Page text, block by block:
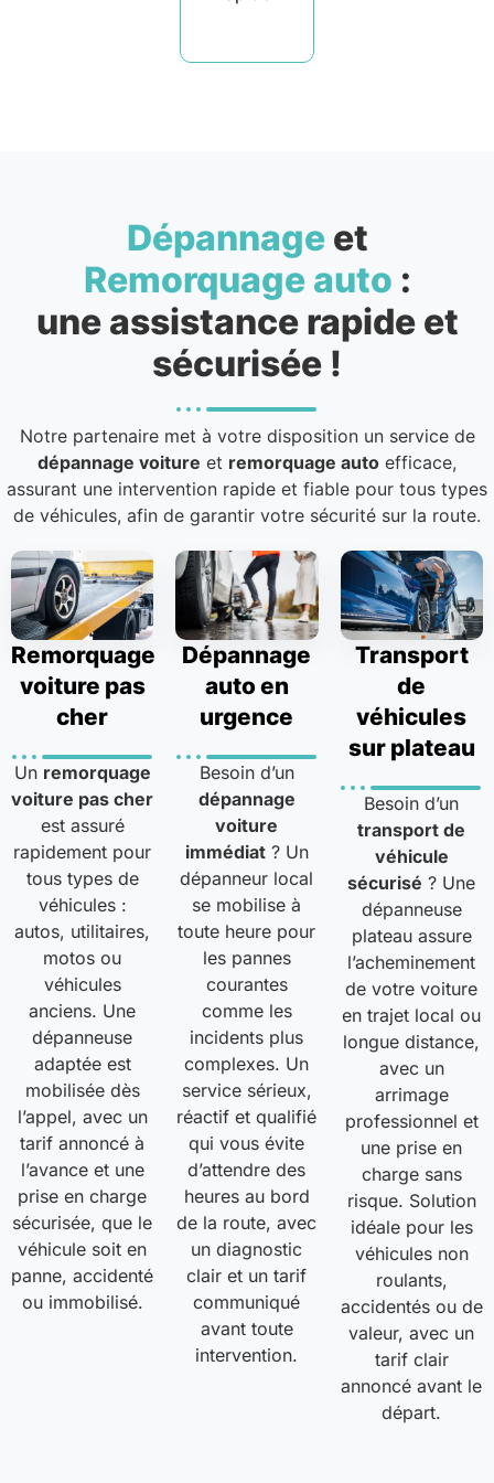
Dépannageet
Remorquage auto :
une assistance rapide et
sécurisée !
Notre partenaire met à votre disposition un service de
dépannage voiture et remorquage auto efficace,
assurant une intervention rapide et fiable pour tous types
de véhicules, afin de garantir votre sécurité sur la route.
Remorquage
voiture pas
cher
Un remorquage
voiture pas cher
est assuré
rapidement pour
tous types de
véhicules :
autos, utilitaires,
motos ou
véhicules
anciens. Une
dépanneuse
adaptée est
mobilisée dès
l’appel, avec un
tarif annoncé à
l’avance et une
prise en charge
sécurisée, que le
véhicule soit en
panne, accidenté
ou immobilisé.
Dépannage
auto en
urgence
Besoin d’un
dépannage
voiture
immédiat? Un
dépanneur local
se mobilise à
toute heure pour
les pannes
courantes
comme les
incidents plus
complexes. Un
service sérieux,
réactif et qualifié
qui vous évite
d’attendre des
heures au bord
de la route, avec
un diagnostic
clair et un tarif
communiqué
avant toute
intervention.
Transport
de
véhicules
sur plateau
Besoin d’un
transport de
véhicule
sécurisé ? Une
dépanneuse
plateau assure
l’acheminement
de votre voiture
en trajet local ou
longue distance,
avec un
arrimage
professionnel et
une prise en
charge sans
risque. Solution
idéale pour les
véhicules non
roulants,
accidentés ou de
valeur, avec un
tarif clair
annoncé avant le
départ.